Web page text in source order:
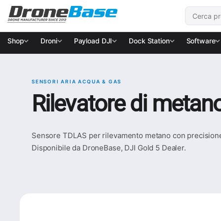
Salta alla navigazione
Salta al contenuto
Cerca:
Shop Droni Payload DJI Dock Station Software
SENSORI ARIA ACQUA & GAS
Rilevatore di
Sensore TDLAS per rilevamento metano con
Disponibile da DroneBase, DJI Gold 5 Dealer.